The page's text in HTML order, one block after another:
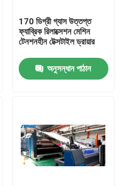
170 ডিগ্রী গ্যাস উত্তপ্ত
ফ্যাব্রিক রিলাক্সেশন মেশিন
টেনশনহীন টেক্সটাইল ড্রায়ার
অনুসন্ধান পাঠান